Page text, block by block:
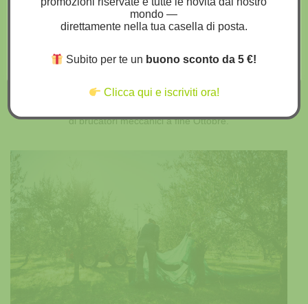
RACCOLTA
di brucatori meccanici a fine Ottobre.
all'uso di TUTTI i cookie. Tuttavia, puoi visitare
"Impostazioni cookie" per fornire un consenso controllato.
mondo —
direttamente nella tua casella di posta.
Subito per te un buono sconto da 5 €!
Clicca qui e iscriviti ora!